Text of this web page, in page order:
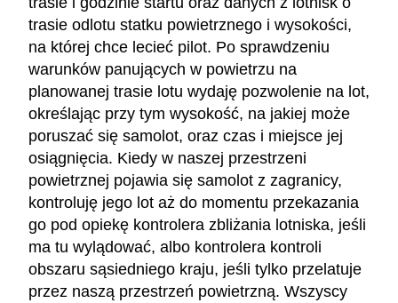
trasie odlotu statku powietrznego i wysokości,
na której chce lecieć pilot. Po sprawdzeniu
warunków panujących w powietrzu na
planowanej trasie lotu wydaję pozwolenie na lot,
określając przy tym wysokość, na jakiej może
poruszać się samolot, oraz czas i miejsce jej
osiągnięcia. Kiedy w naszej przestrzeni
powietrznej pojawia się samolot z zagranicy,
kontroluję jego lot aż do momentu przekazania
go pod opiekę kontrolera zbliżania lotniska, jeśli
ma tu wylądować, albo kontrolera kontroli
obszaru sąsiedniego kraju, jeśli tylko przelatuje
przez naszą przestrzeń powietrzną. Wszyscy